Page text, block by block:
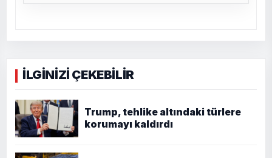
İLGİNİZİ ÇEKEBİLİR
Trump, tehlike altındaki türlere
korumayı kaldırdı